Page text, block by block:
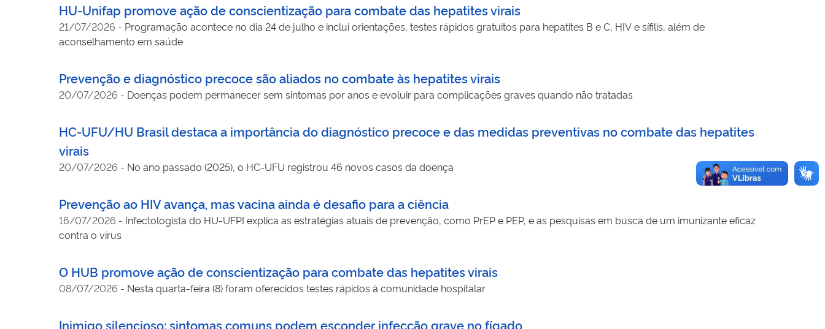
HU-Unifap promove ação de conscientização para combate das hepatites virais
21/07/2026 - Programação acontece no dia 24 de julho e inclui orientações, testes rápidos gratuitos para hepatites B e C, HIV e sífilis, além de
aconselhamento em saúde
Prevenção e diagnóstico precoce são aliados no combate às hepatites virais
20/07/2026 - Doenças podem permanecer sem sintomas por anos e evoluir para complicações graves quando não tratadas
HC-UFU/HU Brasil destaca a importância do diagnóstico precoce e das medidas preventivas no combate das hepatites
virais
20/07/2026 - No ano passado (2025), o HC-UFU registrou 46 novos casos da doença
Prevenção ao HIV avança, mas vacina ainda é desafio para a ciência
16/07/2026 - Infectologista do HU-UFPI explica as estratégias atuais de prevenção, como PrEP e PEP, e as pesquisas em busca de um imunizante eficaz
contra o vírus
O HUB promove ação de conscientização para combate das hepatites virais
08/07/2026 - Nesta quarta-feira (8) foram oferecidos testes rápidos à comunidade hospitalar
Inimigo silencioso: sintomas comuns podem esconder infecção grave no fígado